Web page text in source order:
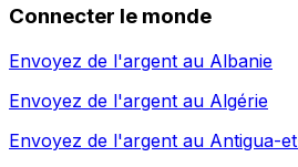
Connecter le monde
Envoyez de l'argent au Albanie
Envoyez de l'argent au Algérie
Envoyez de l'argent au Antigua-